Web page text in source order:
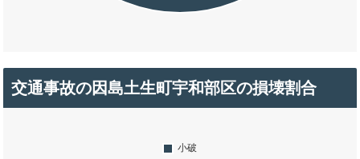
交通事故の因島土生町宇和部区の損壊割合